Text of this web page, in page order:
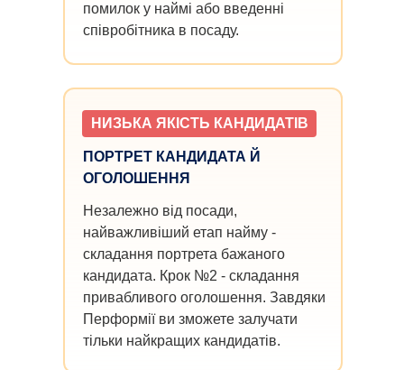
помилок у наймі або введенні
співробітника в посаду.
ПОРТРЕТ КАНДИДАТА Й
ОГОЛОШЕННЯ
Незалежно від посади,
найважливіший етап найму -
складання портрета бажаного
кандидата. Крок №2 - складання
привабливого оголошення. Завдяки
Перформії ви зможете залучати
тільки найкращих кандидатів.
НИЗЬКА ЯКІСТЬ КАНДИДАТІВ